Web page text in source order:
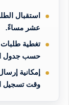
استقبال
عشر مساءً.
تغطية
حسب جدول
إمكانية
وقت تسجيل